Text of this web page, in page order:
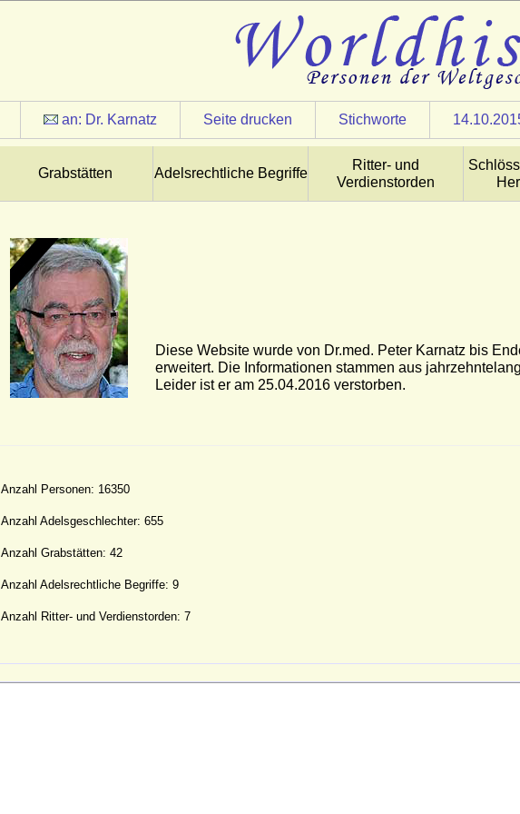
an: Dr. Karnatz Seite drucken Stichworte
Grabstätten Adelsrechtliche Begriffe
Ritter- und
Verdienstorden
Diese Website wurde von Dr.med. Peter Karnatz bis
erweitert. Die Informationen stammen aus
Leider ist er am 25.04.2016 verstorben.
Anzahl Personen: 16350
Anzahl Adelsgeschlechter: 655
Anzahl Grabstätten: 42
Anzahl Adelsrechtliche Begriffe: 9
Anzahl Ritter- und Verdienstorden: 7